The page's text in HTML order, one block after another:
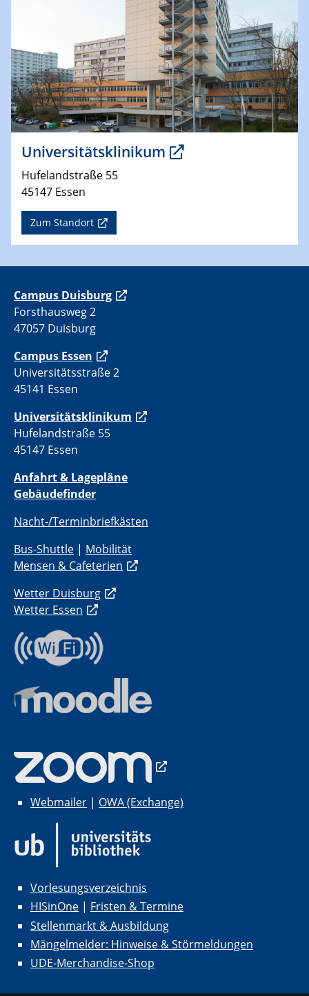
Universitätsklinikum
Hufelandstraße 55
45147 Essen
Zum Standort
Campus Duisburg
Forsthausweg 2
47057 Duisburg
Campus Essen
Universitätsstraße 2
45141 Essen
Universitätsklinikum
Hufelandstraße 55
45147 Essen
Anfahrt & Lagepläne
Gebäudefinder
Nacht-/Terminbriefkästen
Bus-Shuttle | Mobilität
Mensen & Cafeterien
Wetter Duisburg
Wetter Essen
Webmailer | OWA (Exchange)
Vorlesungsverzeichnis
HISinOne | Fristen & Termine
Stellenmarkt & Ausbildung
Mängelmelder: Hinweise & Störmeldungen
UDE-Merchandise-Shop